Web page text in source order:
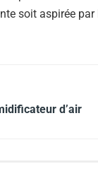
soit aspirée par
d’air